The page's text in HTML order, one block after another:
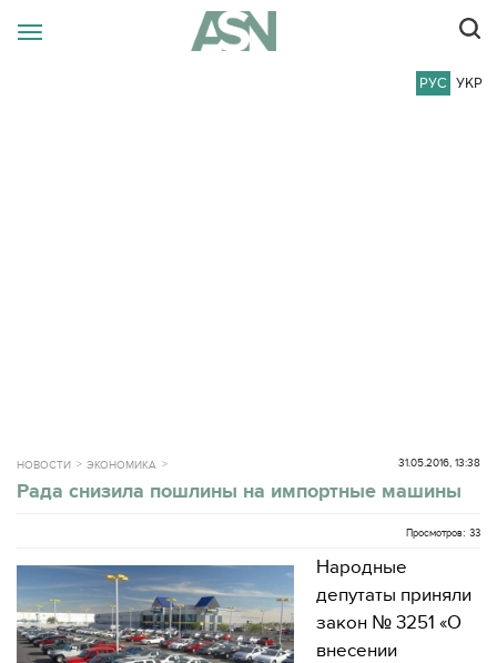
РУС УКР
НОВОСТИ ЭКОНОМИКА 31.05.2016, 13:38
Рада снизила пошлины на импортные машины
Просмотров: 33
Народные
депутаты приняли
закон № 3251 «О
внесении